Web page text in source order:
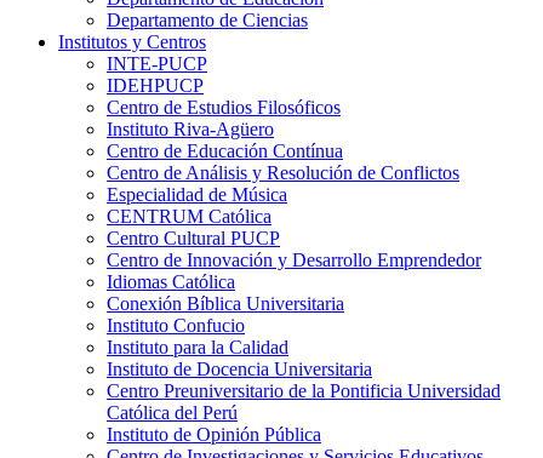
Departamento de Ciencias
Institutos y Centros
INTE-PUCP
IDEHPUCP
Centro de Estudios Filosóficos
Instituto Riva-Agüero
Centro de Educación Contínua
Centro de Análisis y Resolución de Conflictos
Especialidad de Música
CENTRUM Católica
Centro Cultural PUCP
Centro de Innovación y Desarrollo Emprendedor
Idiomas Católica
Conexión Bíblica Universitaria
Instituto Confucio
Instituto para la Calidad
Instituto de Docencia Universitaria
Centro Preuniversitario de la Pontificia Universidad
Católica del Perú
Instituto de Opinión Pública